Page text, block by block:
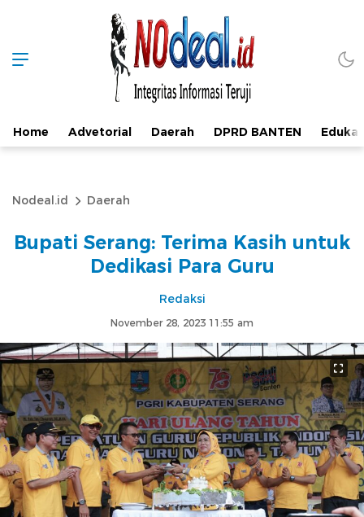
Home Advetorial Daerah DPRD BANTEN
Nodeal.id Daerah
Bupati Serang: Terima Kasih untuk
Dedikasi Para Guru
Redaksi
November 28, 2023 11:55 am